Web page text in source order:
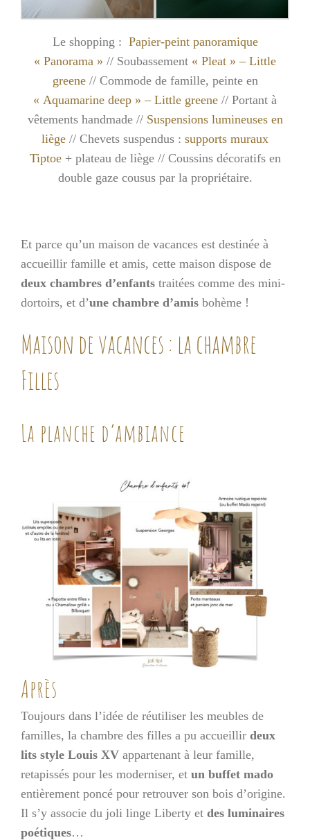
Le shopping : Papier-peint panoramique
« Panorama » // Soubassement « Pleat » – Little
greene// Commode de famille, peinte en
« Aquamarine deep » – Little greene // Portant à
vêtements handmade // Suspensions lumineuses en
liège // Chevets suspendus : supports muraux
Tiptoe+ plateau de liège // Coussins décoratifs en
double gaze cousus par la propriétaire.
Et parce qu’un maison de vacances est destinée à
accueillir famille et amis, cette maison dispose de
deux chambres d’enfants traitées comme des mini-
dortoirs, et d’une chambre d’amis bohème !
Maison de vacances : la chambre
Filles
La planche d’ambiance
Après
Toujours dans l’idée de réutiliser les meubles de
familles, la chambre des filles a pu accueillir deux
lits style Louis XV appartenant à leur famille,
retapissés pour les moderniser, et un buffet mado
entièrement poncé pour retrouver son bois d’origine.
Il s’y associe du joli linge Liberty et des luminaires
poétiques…